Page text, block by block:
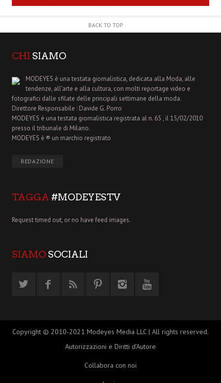
BACK TO TOP
CHI SIAMO
MODEYES è una testata giornalistica, dedicata alla Moda, alle
tendenze, all'arte e alla cultura, con molti reportage video e
fotografici dalle sfilate delle principali settimane della moda.
Direttore Responsabile : Davide G. Porro
MODEYES è una testata giornalistica registrata al n. 65 , il 15/02/2010
presso il tribunale di Milano.
MODEYES è ® un marchio registrato
REDAZIONE
TAGGA #MODEYESTV
Request timed out, or no have feed images.
SIAMO SOCIALI
Copyright © 2010-2021 Modeyes Media LLC | All rights reserved.
Autorizzazioni e Diritti d’Autore
Collabora con noi